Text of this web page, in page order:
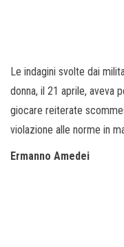
Le indagini svolte dai
donna, il 21 aprile, aveva
giocare reiterate
violazione alle norme in
Ermanno Amedei